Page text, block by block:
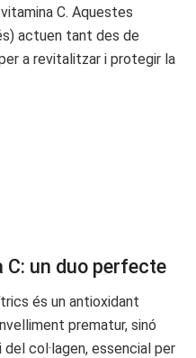
C. Aquestes
actuen tant des de
a revitalitzar i protegir la
un duo perfecte
és un antioxidant
prematur, sinó
col·lagen, essencial per